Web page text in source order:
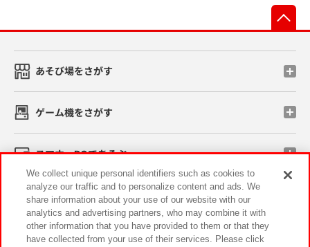
あそび場をさがす
ゲーム機をさがす
スマホ・PCであそぶ
イベント・キャンペーン
We collect unique personal identifiers such as cookies to
analyze our traffic and to personalize content and ads. We
share information about your use of our website with our
analytics and advertising partners, who may combine it with
other information that you have provided to them or that they
have collected from your use of their services. Please click